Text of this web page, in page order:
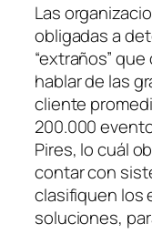
Las
obligadas a
“extraños”
hablar de las
cliente
200.000
Pires, lo cuál
contar con
clasifiquen los
soluciones,